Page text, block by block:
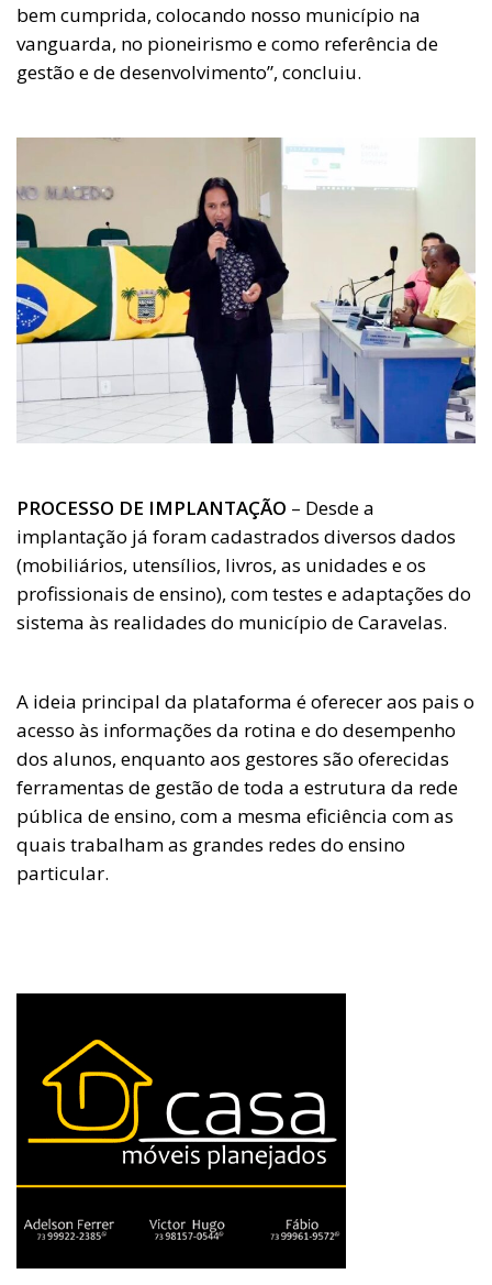
bem cumprida, colocando nosso município na
vanguarda, no pioneirismo e como referência de
gestão e de desenvolvimento”, concluiu.
PROCESSO DE IMPLANTAÇÃO – Desde a
implantação já foram cadastrados diversos dados
(mobiliários, utensílios, livros, as unidades e os
profissionais de ensino), com testes e adaptações do
sistema às realidades do município de Caravelas.
A ideia principal da plataforma é oferecer aos pais o
acesso às informações da rotina e do desempenho
dos alunos, enquanto aos gestores são oferecidas
ferramentas de gestão de toda a estrutura da rede
pública de ensino, com a mesma eficiência com as
quais trabalham as grandes redes do ensino
particular.